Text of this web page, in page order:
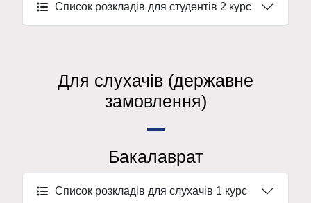
Список розкладів для студентів 2 курс
Для слухачів (державне
замовлення)
Бакалаврат
Список розкладів для слухачів 1 курс